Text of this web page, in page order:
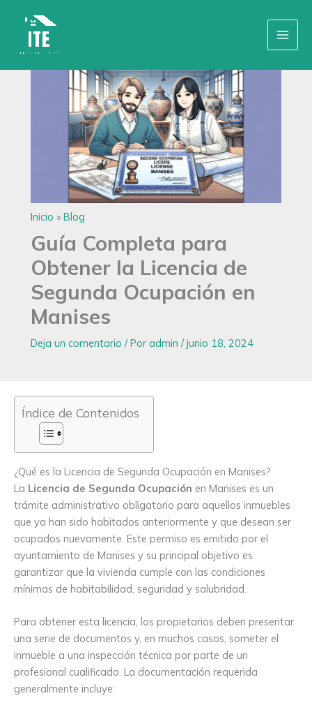
Inicio » Blog
Guía Completa para
Obtener la Licencia de
Segunda Ocupación en
Manises
Deja un comentario / Por admin /junio 18, 2024
Índice de Contenidos
¿Qué es la Licencia de Segunda Ocupación en Manises?
La Licencia de Segunda Ocupación en Manises es un
trámite administrativo obligatorio para aquellos inmuebles
que ya han sido habitados anteriormente y que desean ser
ocupados nuevamente. Este permiso es emitido por el
ayuntamiento de Manises y su principal objetivo es
garantizar que la vivienda cumple con las condiciones
mínimas de habitabilidad, seguridad y salubridad.
Para obtener esta licencia, los propietarios deben presentar
una serie de documentos y, en muchos casos, someter el
inmueble a una inspección técnica por parte de un
profesional cualificado. La documentación requerida
generalmente incluye: